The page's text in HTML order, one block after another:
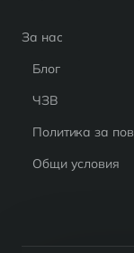
За нас
Блог
ЧЗВ
Общи условия